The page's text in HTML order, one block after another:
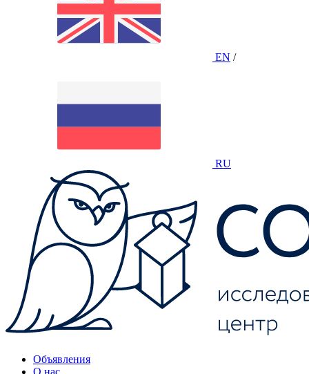
EN /
RU
Объявления
О нас